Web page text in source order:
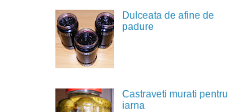
Dulceata de afine de
padure
Castraveti murati pentru
iarna